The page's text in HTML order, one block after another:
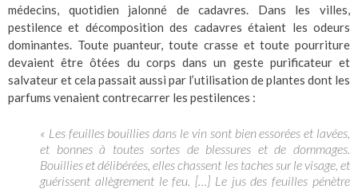
médecins, quotidien jalonné de cadavres. Dans les villes,
pestilence et décomposition des cadavres étaient les odeurs
dominantes. Toute puanteur, toute crasse et toute pourriture
devaient être ôtées du corps dans un geste purificateur et
salvateur et cela passait aussi par l’utilisation de plantes dont les
parfums venaient contrecarrer les pestilences :
« Les feuilles bouillies dans le vin sont bien essorées et lavées,
et bonnes à toutes sortes de blessures et de dommages.
Bouillies et délibérées, elles chassent les taches sur le visage, et
guérissent allègrement le feu. […] Le jus des feuilles pénètre